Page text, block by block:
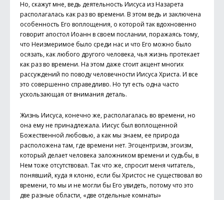
Но, скажут мне, ведь деятельность Иисуса из Назарета
располагалась как раз во времени. В этом ведь и заключена
особенность Его воплощения, о которой так вдохновенно
говорит апостол Иоанн в своем послании, поражаясь тому,
что Неизмеримое было среди нас и что Его можно было
осязать, как любого другого человека, чья жизнь протекает
как раз во времени. На этом даже стоит акцент многих
рассуждений по поводу человечности Иисуса Христа. И все
это совершенно справедливо. Но тут есть одна часто
ускользающая от внимания деталь.
Жизнь Иисуса, конечно же, располагалась во времени, но
она ему не принадлежала. Иисус был воплощенной
Божественной любовью, а как мы знаем, ее природа
расположена там, где времени нет. Эгоцентризм, эгоизм,
который делает человека заложником времени и судьбы, в
Нем тоже отсутствовал. Так что же, спросит меня читатель,
понявший, куда я клоню, если бы Христос не существовал во
времени, то мы и не могли бы Его увидеть, потому что это
две разные области, «две отдельные комнаты»